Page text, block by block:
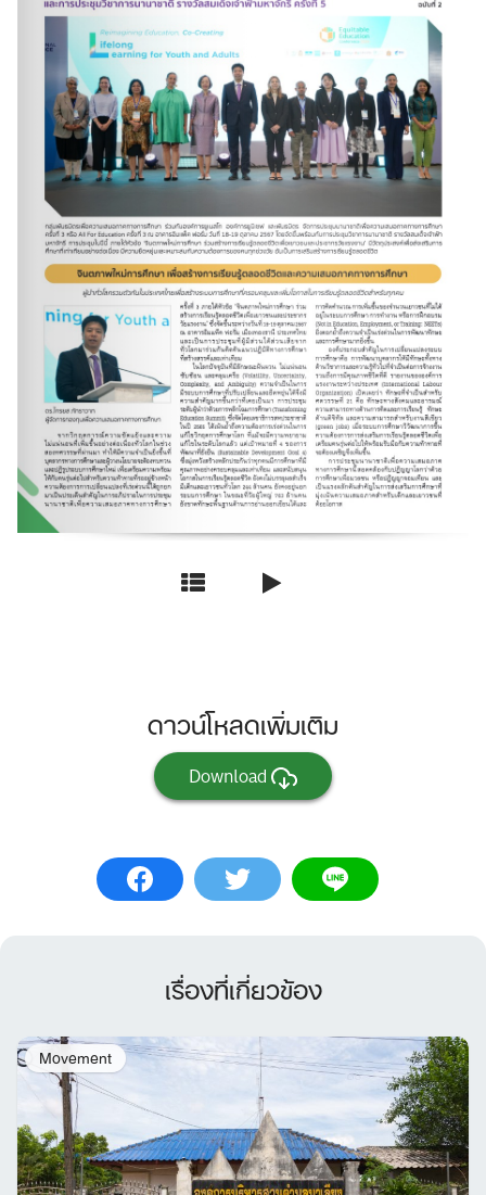
ดาวน์โหลดเพิ่มเติม
Download
เรื่องที่เกี่ยวข้อง
Movement